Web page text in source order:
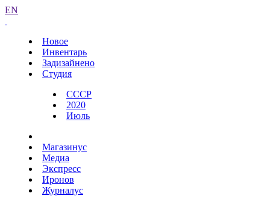
EN
Новое
Инвентарь
Задизайнено
Студия
СССР
2020
Июль
Магазинус
Медиа
Экспресс
Иронов
Журналус